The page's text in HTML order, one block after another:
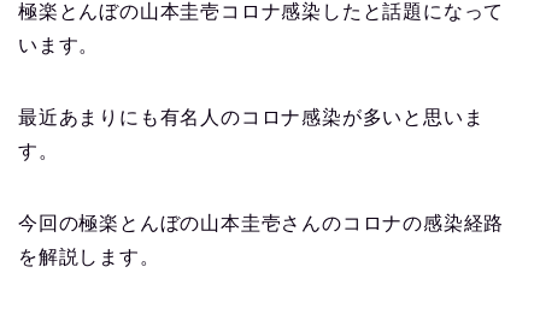
極楽とんぼの山本圭壱コロナ感染したと話題になって
います。
最近あまりにも有名人のコロナ感染が多いと思いま
す。
今回の極楽とんぼの山本圭壱さんのコロナの感染経路
を解説します。